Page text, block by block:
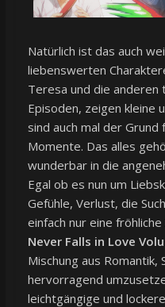
Natürlich ist das auch
liebenswerten
Teresa und die anderen
Episoden, zeigen kleine
sind auch mal der
Momente. Das alles
wunderbar in die
Egal ob es nun um
Gefühle, Verlust, die
einfach nur eine
Never Falls in Love
Mischung aus Romantik,
hervorragend
leichtgängige und